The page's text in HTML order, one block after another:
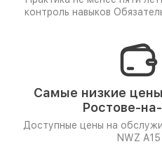
контроль навыков
Самые низкие
Ростове-
Доступные цены на
NWZ A15